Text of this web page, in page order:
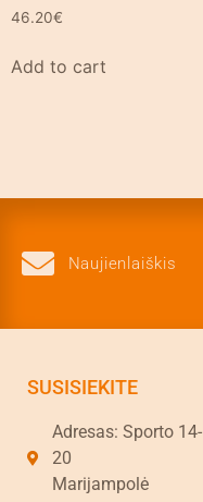
46.20€
Add to cart
Naujienlaiškis
SUSISIEKITE
Adresas: Sporto 14-
20
Marijampolė